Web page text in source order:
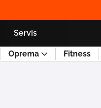
Servis
Oprema Fitness